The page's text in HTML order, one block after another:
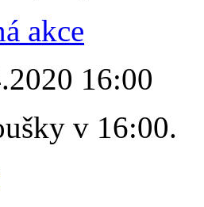
akce
16:00
v 16:00.